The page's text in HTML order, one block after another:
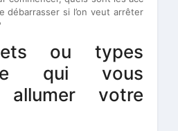
débarrasser si l’on veut arrêter
ou types
qui vous
votre